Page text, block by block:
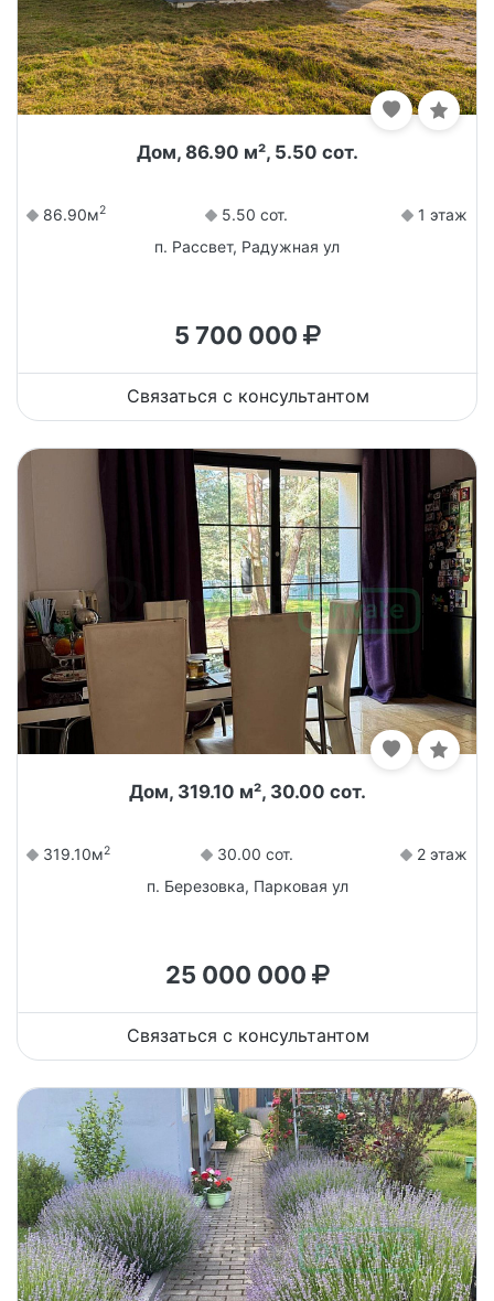
Дом, 86.90 м², 5.50 сот.
86.90м2 5.50 сот.
1 этаж
п. Рассвет, Радужная ул
5 700 000
Связаться с консультантом
Дом, 319.10 м², 30.00 сот.
319.10м2 30.00 сот.
2 этаж
п. Березовка, Парковая ул
25 000 000
Связаться с консультантом